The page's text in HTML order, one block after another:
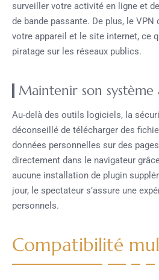
surveiller votre activité en ligne et
de bande passante. De plus, le
votre appareil et le site internet, ce
piratage sur les réseaux publics.
Maintenir son système
Au-delà des outils logiciels, la
déconseillé de télécharger des
données personnelles sur des
directement dans le navigateur
aucune installation de plugin
jour, le spectateur s’assure une
personnels.
Compatibilité